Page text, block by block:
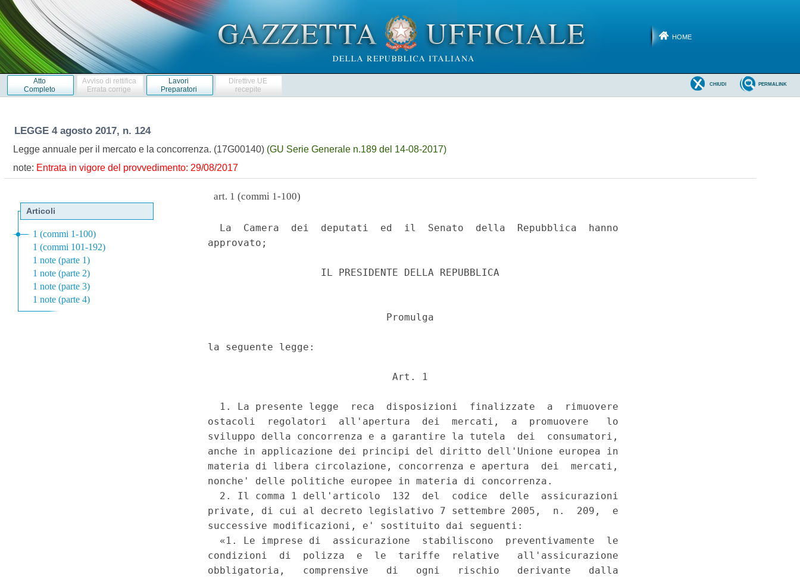
HOME
Atto
Completo
Avviso di rettifica
Errata corrige
Lavori
Preparatori
Direttive UE
recepite
PERMALINK
CHIUDI
LEGGE 4 agosto 2017, n. 124
Legge annuale per il mercato e la concorrenza. (17G00140) (GU Serie Generale n.189 del 14-08-2017)
note: Entrata in vigore del provvedimento: 29/08/2017